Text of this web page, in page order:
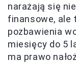
narażają się
finansowe, ale
pozbawienia
miesięcy do 5
ma prawo